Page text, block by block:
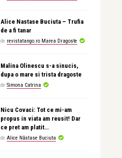
Alice Nastase Buciuta – Trufia
de a fi tanar
de revistatango.ro Marea Dragoste
Malina Olinescu s-a sinucis,
dupa o mare si trista dragoste
de Simona Catrina
Nicu Covaci: Tot ce mi-am
propus in viata am reusit! Dar
ce pret am platit…
de Alice Năstase Buciuta